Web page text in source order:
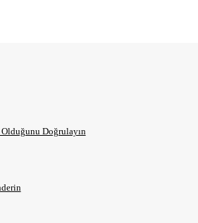
Doğrulayın